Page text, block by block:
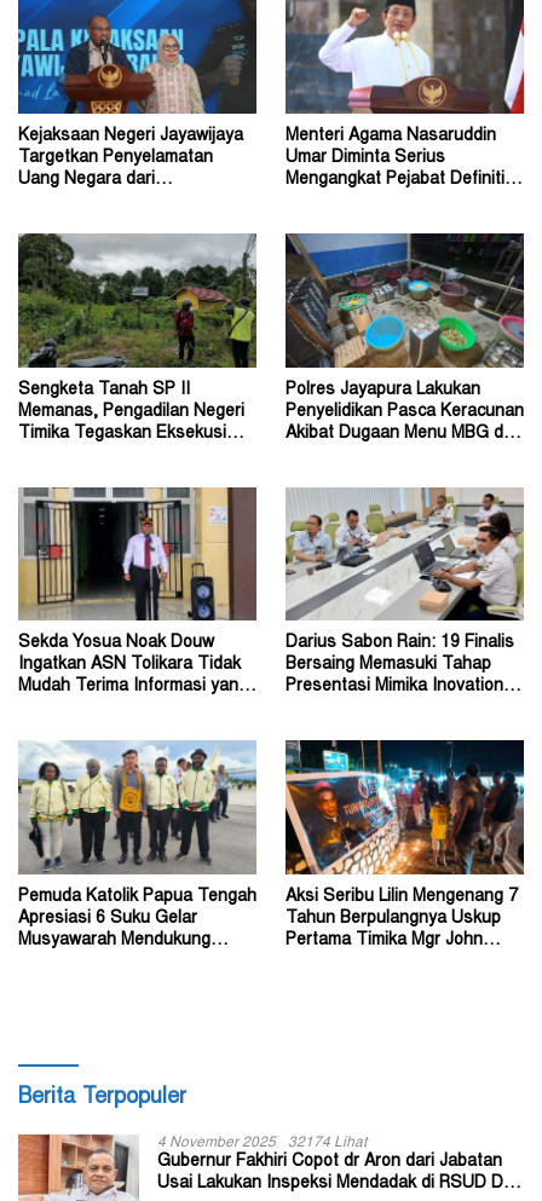
Kejaksaan Negeri Jayawijaya
Targetkan Penyelamatan
Uang Negara dari
Menteri Agama Nasaruddin
Umar Diminta Serius
Mengangkat Pejabat Definitif
Sengketa Tanah SP II
Memanas, Pengadilan Negeri
Timika Tegaskan Eksekusi
Polres Jayapura Lakukan
Penyelidikan Pasca Keracunan
Akibat Dugaan Menu MBG di
Sekda Yosua Noak Douw
Ingatkan ASN Tolikara Tidak
Mudah Terima Informasi yang
Darius Sabon Rain: 19 Finalis
Bersaing Memasuki Tahap
Presentasi Mimika Inovation
Pemuda Katolik Papua Tengah
Apresiasi 6 Suku Gelar
Musyawarah Mendukung
Aksi Seribu Lilin Mengenang 7
Tahun Berpulangnya Uskup
Pertama Timika Mgr John
Berita Terpopuler
4 November 2025 32174 Lihat
Gubernur Fakhiri Copot dr Aron dari Jabatan
Usai Lakukan Inspeksi Mendadak di RSUD Dok